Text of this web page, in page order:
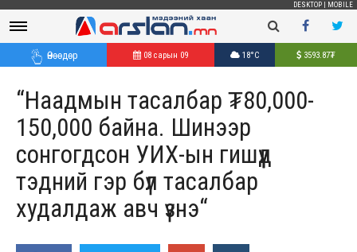
DESKTOP MOBILE
Өнөөдөр 08 сарын 09 18°C 3593.87₮
“Наадмын тасалбар ₮80,000-
150,000 байна. Шинээр
сонгогдсон УИХ-ын гишүүд
тэдний гэр бүл тасалбар
худалдаж авч үзнэ“